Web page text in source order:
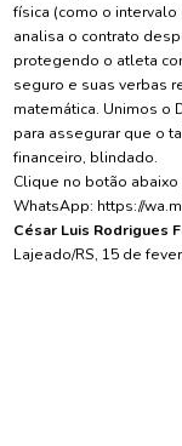
física (como o intervalo
analisa o contrato
protegendo o atleta
seguro e suas verbas
matemática. Unimos o
para assegurar que o
financeiro, blindado.
Clique no botão
WhatsApp: https://
César Luis Rodrigues
Lajeado/RS, 15 de